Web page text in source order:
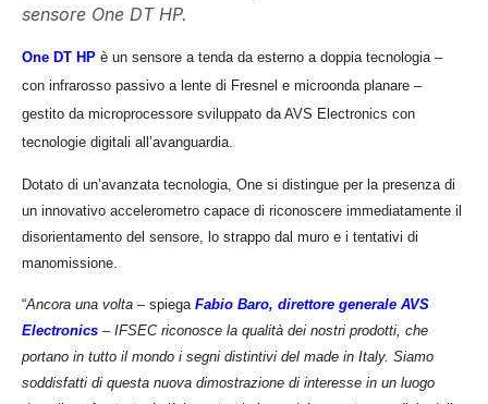
sensore One DT HP.
One DT HP è un sensore a tenda da esterno a doppia tecnologia–
con infrarosso passivo a lente di Fresnel e microonda planare –
gestito da microprocessore sviluppato da AVS Electronics con
tecnologie digitali all’avanguardia.
Dotato di un’avanzata tecnologia, One si distingue per la presenza di
un innovativo accelerometro capace di riconoscere immediatamente il
disorientamento del sensore, lo strappo dal muro e i tentativi di
manomissione.
“Ancora una volta –spiega Fabio Baro, direttore generale AVS
Electronics – IFSEC riconosce la qualità dei nostri prodotti, che
portano in tutto il mondo i segni distintivi del made in Italy. Siamo
soddisfatti di questa nuova dimostrazione di interesse in un luogo